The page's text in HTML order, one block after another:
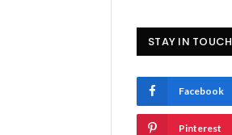
STAY IN TOUCH
Facebook
Pinterest